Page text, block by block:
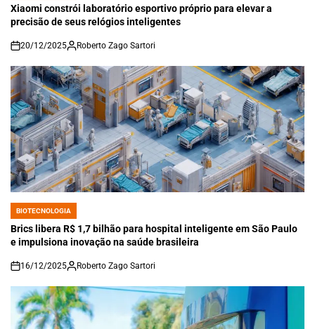
IN
Xiaomi constrói laboratório esportivo próprio para elevar a
precisão de seus relógios inteligentes
on
20/12/2025 Roberto Zago Sartori
POSTED
IN
BIOTECNOLOGIA
Brics libera R$ 1,7 bilhão para hospital inteligente em São Paulo
e impulsiona inovação na saúde brasileira
on
16/12/2025 Roberto Zago Sartori